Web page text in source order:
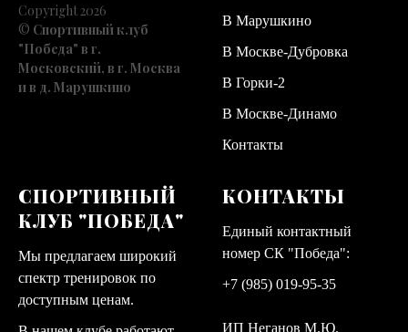
Copyright 2026
© Спортивный клуб
"Победа" в г.
Московский, в г. Москва
и в д. Марушкино
В Марушкино
В Москве-Дубровка
В Горки-2
В Москве-Динамо
Контакты
СПОРТИВНЫЙ
КЛУБ "ПОБЕДА"
Мы предлагаем широкий
спектр тренировок по
доступным ценам.
КОНТАКТЫ
Единый контактный
номер СК "Победа":
+7 (985) 019-95-35
ИП Неганов М.Ю.